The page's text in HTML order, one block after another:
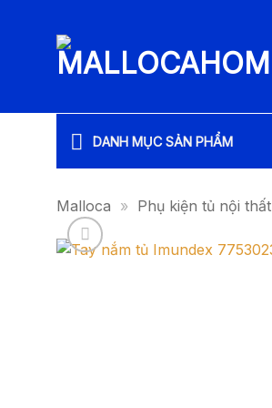
DANH MỤC SẢN PHẨM
Malloca » Phụ kiện tủ nội thất